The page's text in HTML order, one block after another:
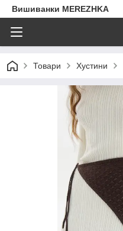
Вишиванки MEREZHKA
Товари Хустини